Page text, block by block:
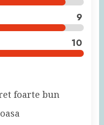
9
10
foarte bun